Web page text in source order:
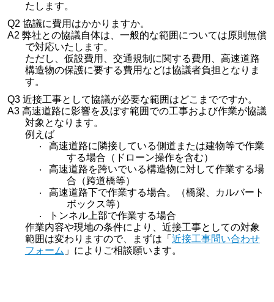
たします。
Q2 協議に費用はかかりますか。
A2 弊社との協議自体は、一般的な範囲については原則無償
で対応いたします。
ただし、仮設費用、交通規制に関する費用、高速道路
構造物の保護に要する費用などは協議者負担となりま
す。
Q3 近接工事として協議が必要な範囲はどこまでですか。
A3 高速道路に影響を及ぼす範囲での工事および作業が協議
対象となります。
例えば
高速道路に隣接している側道または建物等で作業
する場合（ドローン操作を含む）
高速道路を跨いでいる構造物に対して作業する場
合（跨道橋等）
高速道路下で作業する場合。（橋梁、カルバート
ボックス等）
トンネル上部で作業する場合
作業内容や現地の条件により、近接工事としての対象
範囲は変わりますので、まずは「 近接工事問い合わせ
フォーム 」によりご相談願います。